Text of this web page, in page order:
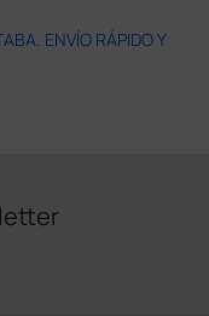
ENVÍO RÁPIDO Y